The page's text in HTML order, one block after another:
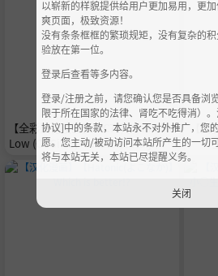
【全彩汉化漫画】（C79) [Man Chin
Low (COSiNE, Nakasone Haiji, Toi
re Komoru)] Omanko-jou Chun-li
Kankin (Super Street Fighter 4)
【女
以崭新的样貌提供给用户更加易用，更
爽页面，极致资源！
没有条条框框的繁琐规矩，没有复杂的
验放在第一位。
登录后查看等多内容。
登录/注册之前，请您确认您是否具备浏
限于所在国家的法律、肾吃不吃得消）
协议]中的条款，本站永不对外推广，您
愿。您主动/被动访问本站所产生的一切
将与本站无关，本站已尽提醒义务。
关闭